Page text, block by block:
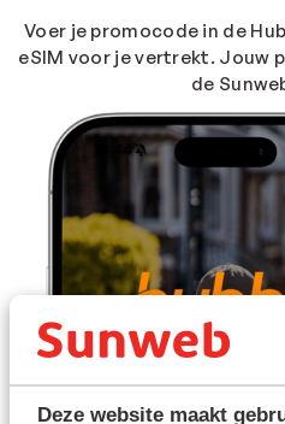
Deze website maakt
Voer je promocode in de
eSIM voor je vertrekt. Jouw
de